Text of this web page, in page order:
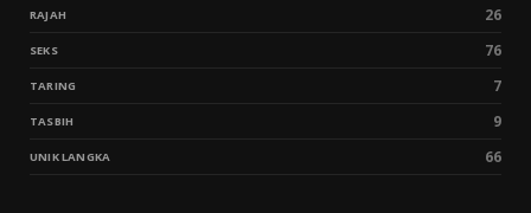
RAJAH 26
SEKS 76
TARING 7
TASBIH 9
UNIK LANGKA 66